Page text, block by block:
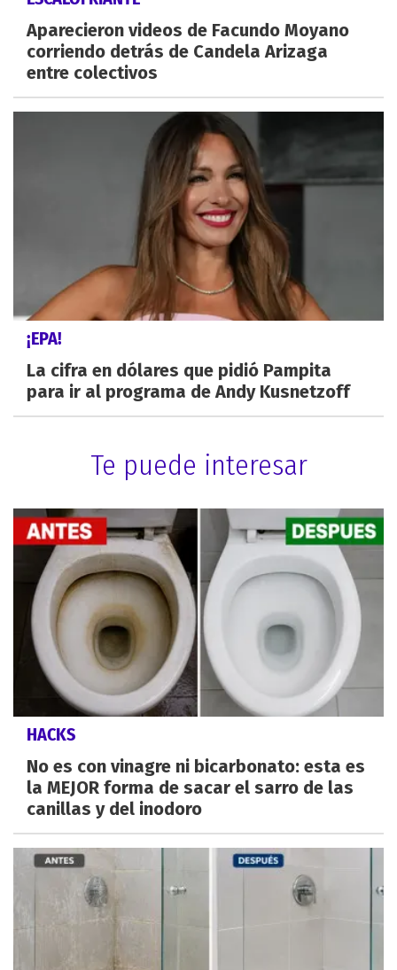
Aparecieron videos de Facundo Moyano
corriendo detrás de Candela Arizaga
entre colectivos
¡EPA!
La cifra en dólares que pidió Pampita
para ir al programa de Andy Kusnetzoff
Te puede interesar
HACKS
No es con vinagre ni bicarbonato: esta es
la MEJOR forma de sacar el sarro de las
canillas y del inodoro